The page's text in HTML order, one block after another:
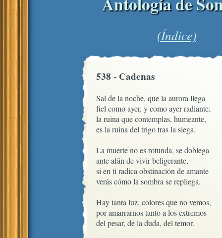
(Índice)
538 - Cadenas
Sal de la noche, que la aurora llega
fiel como ayer, y como ayer radiante;
la ruina que contemplas, humeante,
es la ruina del trigo tras la siega.
La muerte no es rotunda, se doblega
ante afán de vivir beligerante,
si en ti radica obstinación de amante
verás cómo la sombra se repliega.
Hay tanta luz, colores que no vemos,
por amarrarnos tanto a los extremos
del pesar, de la duda, del temor.